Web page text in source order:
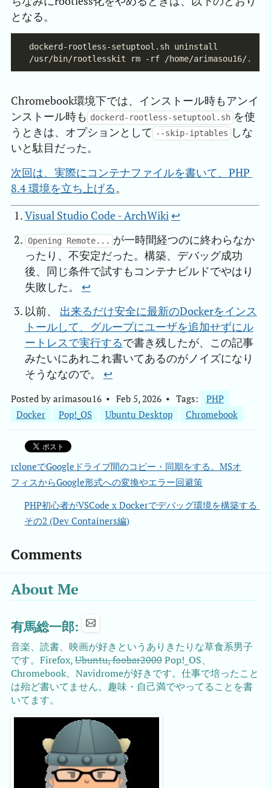
となる。
Chromebook環境下では、インストール時もアンイ
ンストール時も dockerd-rootless-setuptool.sh を使
うときは、オプションとして --skip-iptables
しな
いと駄目だった。
次回は、実際にコンテナファイルを書いて、PHP
8.4 環境を立ち上げる。
Visual Studio Code - ArchWiki↩︎
Opening Remote... が一時間経つのに終わらなか
ったり、不安定だった。構築、デバッグ成功
後、同じ条件で試すもコンテナビルドでやはり
失敗した。 ↩︎
以前、 出来るだけ安全に最新のDockerをインス
トールして、グループにユーザを追加せずにル
ートレスで実行するで書き残したが、この記事
みたいにあれこれ書いてあるのがノイズになり
そうななので。 ↩︎
Posted by arimasou16 Feb 5, 2026 Tags:
PHP
Docker
Pop!_OS Ubuntu Desktop Chromebook
rcloneでGoogleドライブ間のコピー・同期をする。MSオ
フィスからGoogle形式への変換やエラー回避策
PHP初心者がVSCode x Dockerでデバッグ環境を構築する
その2 (Dev Containers編)
Comments
About Me
有馬総一郎:
音楽、読書、映画が好きというありきたりな草食系男子
です。Firefox,Ubuntu, foobar2000Pop!_OS、
Chromebook、Navidromeが好きです。仕事で培ったこと
は殆ど書いてません。趣味・自己満でやってることを書
いてます。